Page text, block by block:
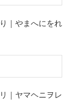
｜やまへにをれ
｜ヤマヘニヲレ